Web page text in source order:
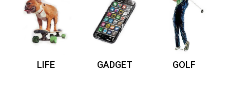
LIFE GADGET GOLF